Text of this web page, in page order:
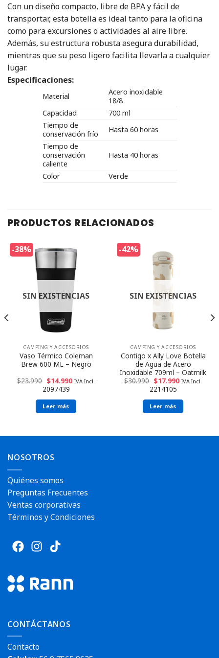
Con un diseño compacto, libre de BPA y fácil de
transportar, esta botella es ideal tanto para la oficina
como para excursiones o actividades al aire libre.
Además, su estructura robusta asegura durabilidad,
mientras que su peso ligero facilita llevarla a cualquier
lugar.
Especificaciones:
Material
Acero inoxidable
18/8
Capacidad
700 ml
Tiempo de
conservación frío
Hasta 60 horas
Tiempo de
conservación
caliente
Hasta 40 horas
Color Verde
PRODUCTOS RELACIONADOS
-38%
SIN EXISTENCIAS
CAMPING Y ACCESORIOS
Vaso Térmico Coleman
Brew 600 ML – Negro
$23.990 $14.990 IVA Incl.
2097439
Leer más
-42%
SIN EXISTENCIAS
CAMPING Y ACCESORIOS
Contigo x Ally Love Botella
de Agua de Acero
Inoxidable 709ml – Oatmilk
$30.990 $17.990 IVA Incl.
2214105
Leer más
NOSOTROS
Quiénes somos
Preguntas Frecuentes
Ventas corporativas
Términos y Condiciones
CONTÁCTANOS
Contacto